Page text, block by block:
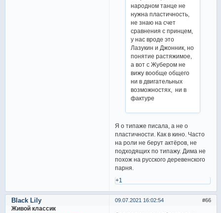
народном танце не
нужна пластичность,
не знаю на счет
сравнения с принцем,
у нас вроде это
Лазукин и Джонник, но
понятие растяжимое,
а вот с Жубером не
вижу вообще общего
ни в двигательных
возможностях, ни в
фактуре
Я о типаже писала, а не о
пластичности. Как в кино. Часто
на роли не берут актёров, не
подходящих по типажу. Дима не
похож на русского деревенского
парня.
+1
66
09.07.2021 16:02:54
Black Lily
Живой классик